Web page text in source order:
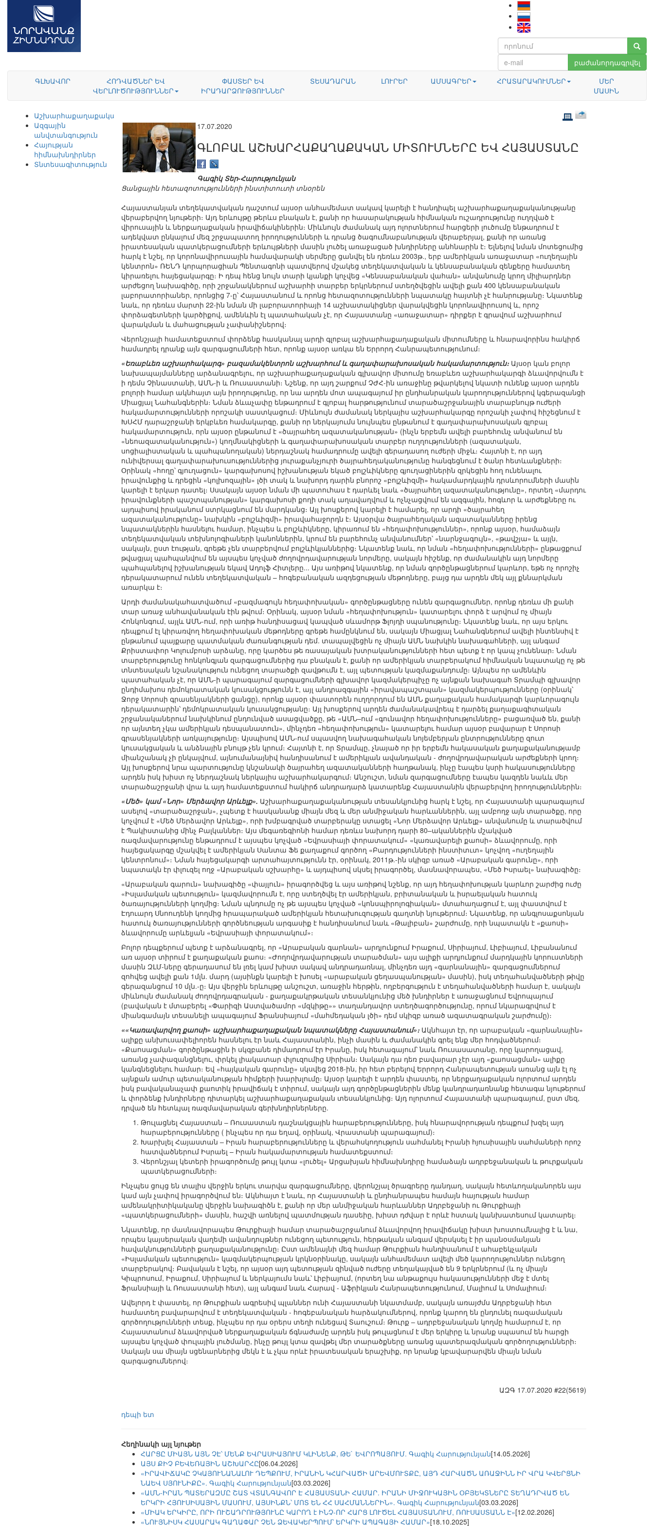
բաժանորդագրվել
ԳԼԽԱՎՈՐ
ՀՈԴՎԱԾՆԵՐ ԵՎ
ՎԵՐԼՈՒԾՈՒԹՅՈՒՆՆԵՐ
ՓԱՍՏԵՐ ԵՎ
ԻՐԱԴԱՐՁՈՒԹՅՈՒՆՆԵՐ
ՏԵՍԱԴԱՐԱՆ ԼՈՒՐԵՐ ԱՄՍԱԳՐԵՐ ՀՐԱՏԱՐԱԿՈՒՄՆԵՐ
ՄԵՐ
ՄԱՍԻՆ
Աշխարհաքաղաքականություն
Ազգային
անվտանգություն
Հայության
հիմնախնդիրներ
Տնտեսագիտություն
17.07.2020
ԳԼՈԲԱԼ ԱՇԽԱՐՀԱՔԱՂԱՔԱԿԱՆ ՄԻՏՈՒՄՆԵՐԸ ԵՎ ՀԱՅԱՍՏԱՆԸ
Գագիկ Տեր-Հարությունյան
Ցանցային հետազոտությունների ինստիտուտի տնօրեն
Հայաստանյան տեղեկատվական դաշտում այսօր անհամեմատ սակավ կարելի է հանդիպել աշխարհաքաղաքականությանը
վերաբերվող նյութերի։ Այդ երևույթը թերևս բնական է, քանի որ հասարակության հիմնական ուշադրությունը ուղղված է
վիրուսային և ներքաղաքական իրավիճակիներին։ Միևնույն ժամանակ այդ ոլորտներում հարցերի լուծումը ենթադրում է
ադեկվատ ընկալում մեզ շրջապատող իրողությունների և դրանց ծագումնաբանության վերաբերյալ, քանի որ առանց
իրատեսական պատկերացումների երևույթների մասին լուծել առաջացած խնդիրները անհնարին է։ Ելնելով նման մոտեցումից
հարկ է նշել, որ կորոնավիրուսային համավարակի սերմերը ցանվել են դեռևս 2003թ., երբ ամերիկյան առաջատար «ուղեղային
կենտրոն» ՌԵՆԴ կորպորացիան Պենտագոնի պատվերով մշակեց տեղեկատվական և կենսաբանական զենքերը համատեղ
կիրառելու հայեցակարգը։ Ի դեպ հենց նույն տարի կյանքի կոչվեց «Կենսաբանական վահան» անվանումը կրող միլիարդներ
արժեցող նախագիծը, որի շրջանակներում աշխարհի տարբեր երկրներում ստեղծվեցին ավելի քան 400 կենսաբանական
լաբորատորիաներ, որոնցից 7-ը՝ Հայաստանում և որոնց հետազոտությունների նպատակը հայտնի չէ հանրությանը։ Նկատենք
նաև, որ դեռևս մարտի 22-ին նման մի լաբորատորիայի 14 աշխատակիցներ վարակվեցին կորոնավիրուսով և, որոշ
փորձագետների կարծիքով, ամենևին էլ պատահական չէ, որ Հայաստանը «առաջատար» դիրքեր է գրավում աշխարհում
վարակման և մահացության չափանիշներով։
Վերոնշյալի համատեքստում փորձենք հասկանալ արդի գլոբալ աշխարհաքաղաքական միտումները և հնարավորինս հակիրճ
համադրել դրանք այն զարգացումների հետ, որոնք այսօր առկա են Երրորդ Հանրապետությունում։
«Եռաբևեռ աշխարհակարգ» բազամակենտրոն աշխարհում և գաղափարախոսական հակամարտություն։ Այսօր կան բոլոր
նախապայմանները արձանագրելու, որ աշխարհաքաղաքական գլխավոր միտումը եռաբևեռ աշխարհակարգի ձևավորվումն է
ի դեմս Չինաստանի, ԱՄՆ-ի և Ռուսաստանի։ Նշենք, որ այդ շարքում ՉԺՀ-ին առաջինը թվարկելով նկատի ունենք այսօր արդեն
բոլորի համար ակնհայտ այն իրողությունը, որ նա արդեն մոտ ապագայում իր ընդհանրական կարողություններով կգերազանցի
Միացյալ Նահանգներին։ Նման ձևաչափը ենթադրում է գլոբալ հարթությունում տարածաշրջանային տարաբնույթ ուժերի
հակամարտությունների որոշակի սաստկացում։ Միևնույն ժամանակ ներկայիս աշխարհակարգը որոշակի չափով հիշեցնում է
ԽՍՀՄ դարաշրջանի երկբևեռ համակարգը, քանի որ ներկայումս նույնպես ընթանում է գաղափարախոսական գլոբալ
հակամարտություն, որն այսօր ընթանում է «ծայրահեղ ազատականության» (ինչն երբեմն ավելի բարեհունչ անվանում են
«նեոազատականություն») կողմնակիցների և գաղափարախոսական տարբեր ուղղությունների (ազատական,
սոցիալիստական և պահպանողական) ներդաշնակ համադրումը ավելի գերադասող ուժերի միջև։ Հայտնի է, որ այդ
ունիվերսալ գաղափարախուսություններից յուրաքանչյուրի ծայրահեղականությունը հանգեցնում է ծանր հետևանքների։
Օրինակ «հողը՝ գյուղացուն» կարգախոսով իշխանության եկած բոլշևիկները գյուղացիներին զրկեցին հող ունենալու
իրավունքից և դրեցին «կոլխոզային» լծի տակ և նախորդ դարին բնորոշ «բոլշևիզմի» հակամարդկային դրսևորումների մասին
կարելի է երկար դատել։ Սսակայն այսօր նման մի պատուհաս է դարևել նաև «ծայրահեղ ազատականությունը», որտեղ «մարդու
իրավունքների պաշտպանության» կարգախոսի քողի տակ աղավաղվում և ոչնչացվում են ազգային, հոգևոր և արժեքները ու
այդպիսով իրականում ստրկացնում են մարդկանց։ Այլ խոսքերով կարելի է համարել, որ արդի «ծայրահեղ
ազատականությունը» նախկին «բոլշևիզմի» իրավահաջորդն է։ Այսօրվա ծայրահեղական ազատականները իրենց
նպատակներին հասնելու համար, ինչպես և բոլշևիկները, կիրառում են «հեղափոխություններ», որոնք այսօր, համաձայն
տեղեկատվական տեխնոլոգիաների կանոններին, կրում են բարեհունչ անվանումներ՝ «նարնջագույն», «թավշյա» և այլն,
սակայն, ըստ էության, գրեթե չեն տարբերվում բոլշևիկյաններից։ Նկատենք նաև, որ նման «հեղափոխությունների» ընթացքում
թվացյալ պահպանվում են այսպես կոչված ժողովրդավարության նորմերը, սակայն հիշենք, որ ժամանակին այդ նորմերը
պահպանելով իշխանության եկավ Ադոլֆ Հիտլերը... Այս առիթով նկատենք, որ նման գործընթացներում կարևոր, եթե ոչ որոշիչ
դերակատարում ունեն տեղեկատվական – հոգեբանական ազդեցության մեթոդները, բայց դա արդեն մեկ այլ քննարկման
առարկա է։
Արդի ժամանակահատվածում «բազմագույն հեղափոխական» գործընթացները ունեն զարգացումներ, որոնք դեռևս մի քանի
տար առաջ անհավանական էին թվում։ Օրինակ, այսօր նման «հեղափոխություն» կատարելու փորձ է արվում ոչ միայն
Հոնկոնգում, այլև ԱՄՆ-ում, որի առիթ հանդիսացավ կապված սևամորթ Ֆլոյդի սպանությունը։ Նկատենք նաև, որ այս երկու
դեպքում էլ կիրառվող հեղափոխական մեթոդները գրեթե համընկնում են, սակայն Միացյալ Նահանգներում ավելի ինտենսիվ է
ընթանում պայքարը պատմական ժառանգության դեմ. տապալվեցին ոչ միայն ԱՄՆ նախկին նախագահների, այլ անգամ
Քրիստափոր Կոլումբոսի արձանը, որը կարծես թե ռասայական խտրականությունների հետ պետք է որ կապ չունենար։ Նման
տարբերությունը հոնկոնգյան զարգացումներից դա բնական է, քանի որ ամերիկյան տարբերակում հիմնական նպատակը ոչ թե
տնտեսական նշանակություն ունեցող տարածքի զավթումն է, այլ պետության կազմաքանդումը։ Այնպես որ ամենևին
պատահական չէ, որ ԱՄՆ-ի պարագայում զարգացումների գլխավոր կազմակերպիչը ոչ այնքան նախագահ Տրամպի գլխավոր
ընդիմախոս դեմոկրատական կուսակցությունն է, այլ անդրազգային «իրավապաշտպան» կազմակերպությունները (օրինակ՝
Ջորջ Սորոսի գրասենյակների ցանցը), որոնք այսօր փաստորեն ուղղորդում են ԱՄՆ քաղաքական համակարգի կարևորագույն
դերակատարին՝ դեմոկրատական կուսակցությանը։ Այլ խոսքերով արդեն ժամանակավրեպ է դարձել քաղաքագիտական
շրջանականերում նախկինում ընդունված ասացվածքը, թե «ԱՄՆ–ում «գունավոր հեղափոխությունները» բացառված են, քանի
որ այնտեղ չկա ամերիկյան դեսպանատուն», մինչդեռ «հեղափոխություն» կատարելու համար այսօր բավարար է Սորոսի
գրասենյակների առկայությունը։ Այսպիսով ԱՄՆ-ում սպասվող նախագահական նոյեմբերյան ընտրությունները զուտ
կուսակցական և անձնային բնույթ չեն կրում։ Հայտնի է, որ Տրամպը, չնայած որ իր երբեմն հակասական քաղաքականությամբ
միանշանակ չի ընկալվում, այնումանայնիվ հանդիսանում է ամերիկյան ավանդական - ժողովրդավարական արժեքների կրող։
Այլ խոսքերով նրա պարտությունը կնշանակի ծայրահեղ ազատականների հաղթանակ, ինչը էապես կսրի հակասությունները
արդեն իսկ խիստ ոչ ներդաշնակ ներկայիս աշխարհակարգում։ Անշուշտ, նման զարգացումները էապես կազդեն նաևև մեր
տարածաշրջանի վրա և այդ համատեքստում հակիրճ անդրադարձ կատարենք Հայաստանին վերաբերվող իրողություններին։
«Մեծ» կամ «Նոր» Մերձավոր Արևելք». Աշխարհաքաղաքականության տեսանկյունից հարկ է նշել, որ Հայաստանի պարագայում
ասելով «տարածաշրջան», չպետք է հասկանանք միայն մեզ և մեր անմիջական հարևաններին, այլ ամբողջ այն տարածքը, որը
կոչվում է «Մեծ Մերձավոր Արևելք», որի խմբագրված տարբերակը ստացել «Նոր Մերձավոր Արևելք» անվանումը և տարածվում
է Պակիստանից մինչ Բալկաններ։ Այս մեգառեգիոնի համար դեռևս նախորդ դարի 80–ականներին մշակված
ռազմավարությունը ենթադրում է այսպես կոչված «Եվրասիայի փորատակում» «կառավարելի քաոսի» ձևավորումը, որի
հայեցակարգը մշակվել է ամերիկյան Սանտա Ֆե քաղաքում գործող «Բարդությունների ինստիտւտ» կոչվող «ուղեղային
կենտրոնում»։ Նման հայեցակարգի արտահայտությունն էր, օրինակ, 2011թ.-ին սկիզբ առած «Արաբական գարունը», որի
նպատակն էր փլուզել ողջ «Արաբական սշխարհը» և այդպիսով սկսել իրագործել, մասնավորապես, «Մեծ Իսրաել» նախագիծը։
«Արաբական գարուն» նախագիծը «փայլուն» իրագործվեց և այս առիթով նշենք, որ այդ հեղափոխության կարևոր շարժից ուժը
«Իսլամական պետություն» կազմավորումն է, որը ստեղծվել էր ամերիկյան, բրիտանական և իսրաելական հատուկ
ծառայությունների կողմից։ Նման պնդումը ոչ թե այսպես կոչված «կոնսպիրոլոգիական» մտահաղացում է, այլ փաստվում է
Էդուարդ Սնոուդենի կողմից հրապարակած ամերիկյան հետախուզության գաղտնի նյութերում։ Նկատենք, որ անգլոսաքսոնյան
հատուկ ծառայությունների գործնեության արգասիք է հանդիսանում նաև «Թալիբան» շարժումը, որի նպատակն է «քաոսի»
ձևավորումը արևելյան «Եվրասիայի փորատակում»։
Բոլոր դեպքերում պետք է արձանագրել, որ «Արաբական գարնան» արդյունքում Իրաքում, Սիրիայում, Լիբիայում, Լիբանանում
առ այսօր տիրում է քաղաքական քաոս։ «Ժողովրդավարության տարածման» այս ալիքի արդյունքում մարդկային կորուստների
մասին ԶԼՄ-ները գերադասում են լռել կամ խիստ սակավ անդրադառնալ, մինչդեռ այդ «գարնանային» զարգացումներում
զոհվեց ավելի քան 1մլն. մարդ (այսինքն կարելի է խոսել «արաբական ցեղասպանության» մասին), իսկ տեղահանվածների թիվը
գերազանցում 10 մլն.-ը։ Այս վերջին երևույթը անշուշտ, առաջին հերթին, ողբերգություն է տեղահանվածների համար է, սակայն
միևնույն ժամանակ ժողովրդագրական - քաղաքակրթական տեսանկյունից մեծ խնդիրներ է առաջացնում Եվրոպայում
(բավական է մտաբերել «Փարիզի Աստվածամոր «մզկիթը»» տաղանդավոր ստեղծագործությունը, որում նկարագրվում է
միանգամայն տեսանելի ապագայում Ֆրանսիայում «մահմեդական լծի» դեմ սկիզբ առած ազատագրական շարժումը)։
««Կառավարվող քաոսի» աշխարհաքաղաքական նպատակները Հայաստանում»։ Ակնհայտ էր, որ արաբական «գարնանային»
ալիքը անխուսափելիորեն հասնելու էր նաև Հայաստանին, ինչի մասին և ժամանակին գրել ենք մեր հոդվածներում։
«Քաոսացման» գործընթացին ի սկզբանե դիմադրում էր Իրանը, իսկ հետագայում՝ նաև Ռուսասատանը, որը կարողացավ,
առանց չափազանցնելու, փրկել լիակատար փլուզումից Սիրիան։ Սակայն դա դեռ բավարար չէր այդ «քաոսացման» ալիքը
կանգնեցնելու համար։ Եվ «հայկական գարունը» սկսվեց 2018-ին, իր հետ բերելով Երրորդ Հանրապետության առանց այն էլ ոչ
այնքան ամուր պետականության հիմքերի խարխլումը։ Այսօր կարելի է արդեն փաստել, որ ներքաղաքական ոլորտում արդեն
իսկ բավականաչափ քաոտիկ իրավիճակ է տիրում, սակայն այդ գործընթացներին մենք կանդրադառնանք հետագա նյութերում
և փորձենք խնդիրները դիտարկել աշխարհաքաղաքական տեսանկյունից։ Այդ ոլորտում Հայաստանի պարագայում, ըստ մեզ,
դրված են հետևյալ ռազմավարական գերխնդիրներները.
Թուլացնել Հայաստան – Ռուսաստան դաշնակցային հարաբերությունները, իսկ հնարավորության դեպքում խզել այդ
հարաբերությունները ( ինչպես որ դա եղավ, օրինակ, Վրաստանի պարագայում)։
Խարխլել Հայաստան – Իրան հարաբերությունները և վերահսկողություն սահմանել Իրանի հյուսիսային սահմաների որոշ
հատվածներում Իսրաել – Իրան հակամարտության համատեքստում։
Վերոնշյալ կետերի իրագործումը թույլ կտա «լուծել» Արցախյան հիմնախնդիրը համաձայն ադրբեջանական և թուրքական
պատկերացումների։
Ինչպես ցույց են տալիս վերջին երկու տարվա զարգացումները, վերոնշյալ ծրագրերը դանդաղ, սակայն հետևողականորեն այս
կամ այն չափով իրագործվում են։ Ակնհայտ է նաև, որ Հայաստանի և ընդհանրապես համայն հայության համար
ամենակրիտիկականը վերջին նախագիծն է, քանի որ մեր անմիջական հարևաններ Ադրբեջանի ու Թուրքիայի
«պատկերացումների» մասին, հաշվի առնելով պատմության դասեիը, խիստ դժվար է որևէ հստակ կանխատեսում կատարել։
Նկատենք, որ մասնավորապես Թուրքիայի համար տարածաշրջանում ձևավորվող իրավիճակը խիստ խոստումնալից է և նա,
որպես կայսերական վաղեմի ավանդույթներ ունեցող պետություն, հերթական անգամ վերսկսել է իր պանօսմանյան
հավակնությունների քաղաքականությունը։ Ըստ ամենայնի մեզ համար Թուրքիան հանդիսանում է ահաբեկչական
«Իսլամական պետություն» կազմակերպության կրկնօրինակը, սակայն անհամեմատ ավելի մեծ կարողություններ ունեցող
տարբերակով։ Բավական է նշել, որ այսօր այդ պետության զինված ուժերը տեղակայված են 9 երկրներում (և ոչ միայն
Կիպրոսում, Իրաքում, Սիրիայում և ներկայումս նաև՝ Լիբիայում, (որտեղ նա անթաքույս հակասությունների մեջ է մտել
Ֆրանսիայի և Ռուսաստանի հետ), այլ անգամ նաև Հարավ - Աֆրիկյան Հանրապետությունում, Մալիում և Սոմալիում։
Ավելորդ է փաստել, որ Թուրքիան ագրեսիվ պլաններ ունի Հայաստանի նկատմամբ, սակայն առայժմս Ադրբեջանի հետ
համատեղ բավարարվում է տեղեկատվական - հոգեբանական հարձակումներով, որոնք կարող են ընդունել ռազամական
գործողությունների տեսք, ինչպես որ դա օրերս տեղի ունեցավ Տաուշում։ Թուրք – ադրբեջանական կողմը համարում է, որ
Հայաստանում ձևավորված ներքաղաքական ճգնաժամը արդեն իսկ թուլացնում է մեր երկիրը և նրանք սպասում են հարցի
այսպես կոչված փուլային լուծմանը, ինչը թույլ կտա զավթել մեր տարածքները առանց պատերազմական գործողությունների։
Սակայն սա միայն սցենարներից մեկն է և չկա որևէ իրատեսական երաշխիք, որ նրանք կբավարարվեն միայն նման
զարգացումներով։
ԱԶԳ 17.07.2020 #22(5619)
դեպի ետ
Հեղինակի այլ նյութեր
ՀԱՐՑԸ ՄԻԱՅՆ ԱՅՆ ՉԷ՝ ՄԵՆՔ ԵՎՐԱՍԻԱՅՈՒՄ ԿԼԻՆԵՆՔ, ԹԵ` ԵՎՐՈՊԱՅՈՒՄ. Գագիկ Հարությունյան[14.05.2026]
ԱՅՍ ՔԻՉ ԲԵՎԵՌԱՅԻՆ ԱՇԽԱՐՀԸ[06.04.2026]
«ԻՐԱՎԻՃԱԿԸ ՉԿԱՅՈՒՆԱՆԱԼՈՒ ԴԵՊՔՈՒՄ, ԻՐԱՆԻՆ ԿՀԱՐՎԱԾԻ ԱՐԵՎՄՈՒՏՔԸ, ԱՅԴ ՀԱՐՎԱԾՆ ԱՌԱՋԻՆՆ ԻՐ ՎՐԱ ԿՎԵՐՑՆԻ
ՆԱԵՎ ՍՅՈՒՆԻՔԸ». Գագիկ Հարությունյան[03.03.2026]
«ԱՄՆ-ԻՐԱՆ ՊԱՏԵՐԱԶՄԸ ՇԱՏ ՎՏԱՆԳԱՎՈՐ Է ՀԱՅԱՍՏԱՆԻ ՀԱՄԱՐ. ԻՐԱՆԻ ՄԻՋՈՒԿԱՅԻՆ ՕԲՅԵԿՏՆԵՐԸ ՏԵՂԱԴՐՎԱԾ ԵՆ
ԵՐԿՐԻ ՀՅՈՒՍԻՍԱՅԻՆ ՄԱՍՈՒՄ, ԱՅՍԻՆՔՆ՝ ՄՈՏ ԵՆ ՀՀ ՍԱՀՄԱՆՆԵՐԻՆ». Գագիկ Հարությունյան[03.03.2026]
«ՄԻԱԿ ԵՐԿԻՐԸ, ՈՐԻ ՈՒՇԱԴՐՈՒԹՅՈՒՆԸ ԿԱՐՈՂ է ԻՆՉ-ՈՐ ՀԱՐՑ ԼՈՒԾԵԼ ՀԱՅԱՍՏԱՆՈՒՄ, ՌՈՒՍԱՍՏԱՆՆ Է»[12.02.2026]
«ՆՈՒՅՆԻՍԿ ՀԱՍԱՐԱԿ ԳԱՂԱՓԱՐ ՉԵՆ ՁԵՎԱԿԵՐՊՈՒՄ՝ ԵՐԿՐԻ ԱՊԱԳԱՅԻ ՀԱՄԱՐ»[18.10.2025]